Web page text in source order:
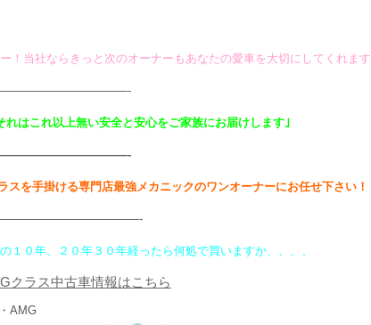
！当社ならきっと次のオーナーもあなたの愛車を大切にしてくれます
れはこれ以上無い安全と安心をご家族にお届けします｣
スを手掛ける専門店最強メカニックのワンオーナーにお任せ下さい！
１０年、２０年３０年経ったら何処で買いますか、、、、
クラス中古車情報はこちら
AMG